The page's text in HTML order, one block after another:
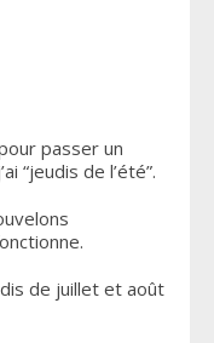
passer un
“jeudis de l’été”.
de juillet et août